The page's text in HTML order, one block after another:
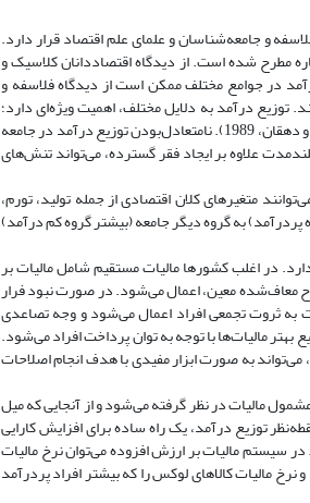
و جامعه‌شناسان و علمای علم اقتصاد قرار دارد.
مطرح شده است. از دیدگاه اقتصاددانان کلاسیک و
در جوامع مختلف ممکن است از دیدگاه فلاسفه و
توزیع درآمد به دلایل مختلف، اهمیت ویژه‌ای دارد؛
نخست آنکه بخش مهمی از عدالت را تشکیل می‌دهد و دیگر آنکه بر روی متغیرهای اقتصادی و اجتماعی تأثیرگذار است (شهسوار و دهقان، 1989). نامتعادل‌بودن توزیع درآمد در جامعه
علاوه بر ایجاد فقر گسترده، می‌تواند تنش‌های
متغیرهای کلان اقتصادی از جمله تولید، تورم،
پردرآمد) به گروه دیگر جامعه (بیشتر گروه کم درآمد)
در اغلب کشورها مالیات مستقیم شامل مالیات بر
معین، اعمال می‌شود. در صورت نبود فرار
به ثروت تجمعی افراد اعمال می‌شود و وجه تصاعدی
بهتر مالیات‌ها با توجه به توان پرداخت افراد می‌شود.
به صورت ابزار مفیدی با هدف انجام اصلاحات
مالیات در نظر گرفته می‌شود و از آنجایی که میل
توزیع درآمد، یک راه ساده برای افزایش کارایی
سیستم مالیات بر ارزش افزوده می‌توان نرخ مالیات
مالیات کالاهای لوکس را که بیشتر افراد پردرآمد